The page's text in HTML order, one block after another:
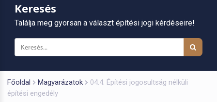
Keresés
Találja meg gyorsan a választ építési jogi kérdéseire!
Főoldal Magyarázatok
04.4. Építési jogosultság nélküli
építési engedély